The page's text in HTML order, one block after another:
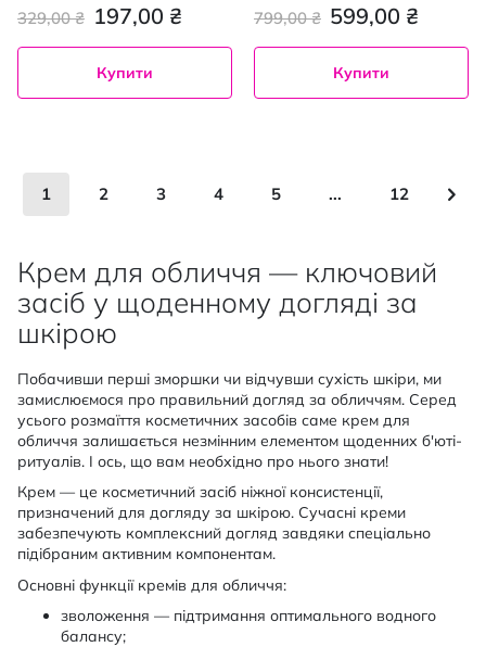
197,00 ₴
329,00 ₴
Купити
599,00 ₴
799,00 ₴
Купити
You're currently reading page
1 Сторінка
2 Сторінка
3 Сторінка
4 Сторінка
5 ... Сторінка
12
Крем для обличчя — ключовий
засіб у щоденному догляді за
шкірою
Побачивши перші зморшки чи відчувши сухість шкіри, ми
замислюємося про правильний догляд за обличчям. Серед
усього розмаїття косметичних засобів саме крем для
обличчя залишається незмінним елементом щоденних б'юті-
ритуалів. І ось, що вам необхідно про нього знати!
Крем — це косметичний засіб ніжної консистенції,
призначений для догляду за шкірою. Сучасні креми
забезпечують комплексний догляд завдяки спеціально
підібраним активним компонентам.
Основні функції кремів для обличчя:
зволоження — підтримання оптимального водного
балансу;